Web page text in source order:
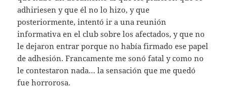
adhiriesen y que él no lo hizo, y que
posteriormente, intentó ir a una reunión
informativa en el club sobre los afectados, y que no
le dejaron entrar porque no había firmado ese papel
de adhesión. Francamente me sonó fatal y como no
le contestaron nada… la sensación que me quedó
fue horrorosa.